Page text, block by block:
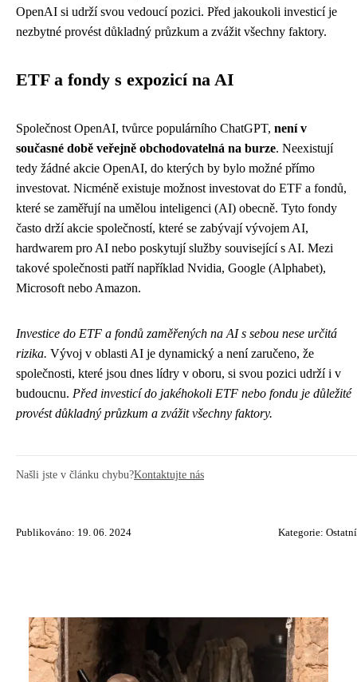
OpenAI si udrží svou vedoucí pozici. Před jakoukoli investicí je
nezbytné provést důkladný průzkum a zvážit všechny faktory.
ETF a fondy s expozicí na AI
Společnost OpenAI, tvůrce populárního ChatGPT, není v
současné době veřejně obchodovatelná na burze. Neexistují
tedy žádné akcie OpenAI, do kterých by bylo možné přímo
investovat. Nicméně existuje možnost investovat do ETF a fondů,
které se zaměřují na umělou inteligenci (AI) obecně. Tyto fondy
často drží akcie společností, které se zabývají vývojem AI,
hardwarem pro AI nebo poskytují služby související s AI. Mezi
takové společnosti patří například Nvidia, Google (Alphabet),
Microsoft nebo Amazon.
Investice do ETF a fondů zaměřených na AI s sebou nese určitá
rizika. Vývoj v oblasti AI je dynamický a není zaručeno, že
společnosti, které jsou dnes lídry v oboru, si svou pozici udrží i v
budoucnu. Před investicí do jakéhokoli ETF nebo fondu je důležité
provést důkladný průzkum a zvážit všechny faktory.
Našli jste v článku chybu?Kontaktujte nás
Publikováno: 19. 06. 2024 Kategorie: Ostatní